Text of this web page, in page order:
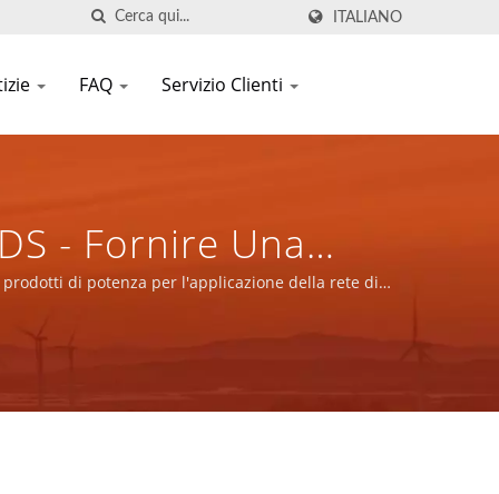
ITALIANO
FAQ Servizio Clienti
- Fornire Una
Di Potenza
di potenza per l'applicazione della rete di